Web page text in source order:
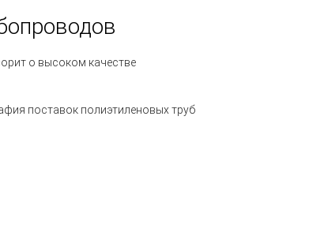
о высоком качестве
поставок полиэтиленовых труб